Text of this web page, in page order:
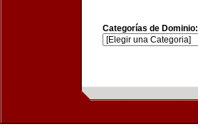
Categorías de Dominio: